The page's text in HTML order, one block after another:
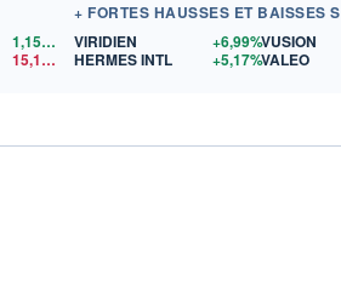
1,1522
$US
15,15$US
+ FORTES HAUSSES ET BAISSES
VIRIDIEN
+6,99%
HERMES INTL
+5,17%
VUSION
VALEO